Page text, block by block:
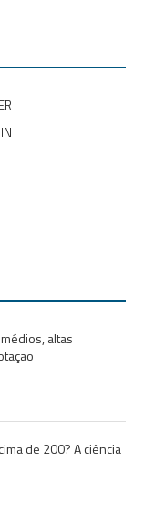
altas
de 200? A ciência